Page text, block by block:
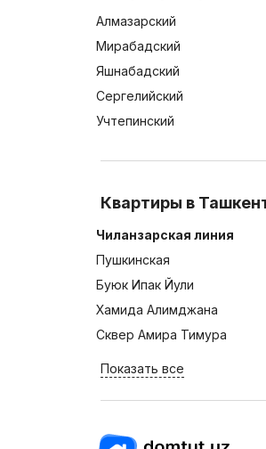
Алмазарский
Мирабадский
Яшнабадский
Сергелийский
Учтепинский
Квартиры в
Чиланзарская линия
Пушкинская
Буюк Ипак Йули
Хамида Алимджана
Сквер Амира Тимура
Показать все